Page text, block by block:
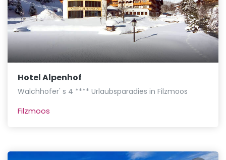
Hotel Alpenhof
Walchhofer' s 4 **** Urlaubsparadies in Filzmoos
Filzmoos